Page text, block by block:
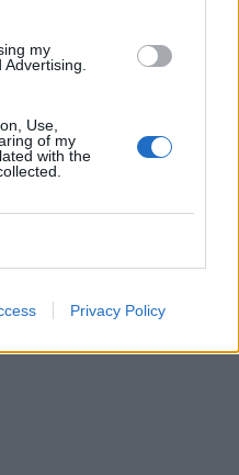
my
Use,
of my
with the
Privacy Policy